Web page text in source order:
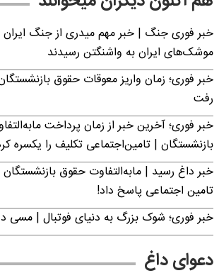
خبر فوری جنگ | خبر مهم میدری از جنگ ایران
موشک‌های ایران به واشنگتن رسیدند
خبر فوری؛ زمان واریز معوقات حقوق
رفت
خبر فوری؛ آخرین خبر از زمان پرداخت
بازنشستگان | تامین‌اجتماعی تکلیف را یکسره
خبر داغ رسید | مابه‌التفاوت حقوق
تامین اجتماعی پاسخ داد!
خبر فوری؛‌ شوک بزرگ به دنیای فوتبال | مسی
دعوای داغ